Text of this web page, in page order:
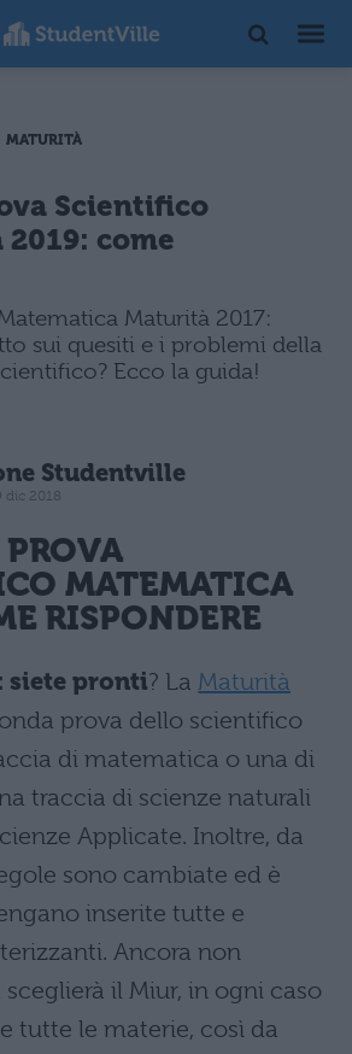
MATURITÀ
Scientifico
come
Maturità 2017:
sui quesiti e i problemi della
Ecco la guida!
Studentville
dic 2018
MATEMATICA
RISPONDERE
: siete pronti? LaMaturità
prova dello scientifico
di matematica o una di
traccia di scienze naturali
Applicate. Inoltre, da
sono cambiate ed è
inserite tutte e
Ancora non
il Miur, in ogni caso
tutte le materie, così da